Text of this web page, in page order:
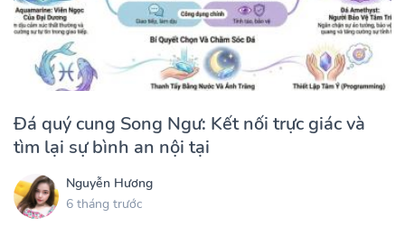
Đá quý cung Song Ngư: Kết nối trực giác và
tìm lại sự bình an nội tại
Nguyễn Hương
6 tháng trước